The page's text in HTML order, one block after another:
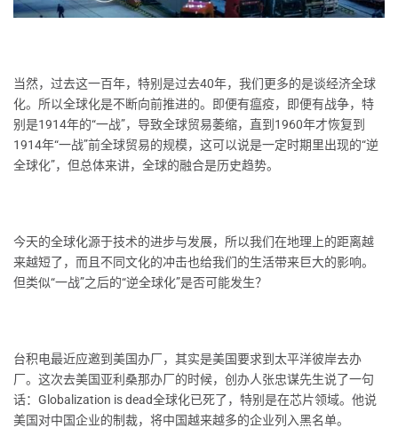
当然，过去这一百年，特别是过去40年，我们更多的是谈经济全球
化。所以全球化是不断向前推进的。即便有瘟疫，即便有战争，特
别是1914年的“一战”，导致全球贸易萎缩，直到1960年才恢复到
1914年“一战”前全球贸易的规模，这可以说是一定时期里出现的“逆
全球化”，但总体来讲，全球的融合是历史趋势。
今天的全球化源于技术的进步与发展，所以我们在地理上的距离越
来越短了，而且不同文化的冲击也给我们的生活带来巨大的影响。
但类似“一战”之后的“逆全球化”是否可能发生？
台积电最近应邀到美国办厂，其实是美国要求到太平洋彼岸去办
厂。这次去美国亚利桑那办厂的时候，创办人张忠谋先生说了一句
话：Globalization is dead全球化已死了，特别是在芯片领域。他说
美国对中国企业的制裁，将中国越来越多的企业列入黑名单。